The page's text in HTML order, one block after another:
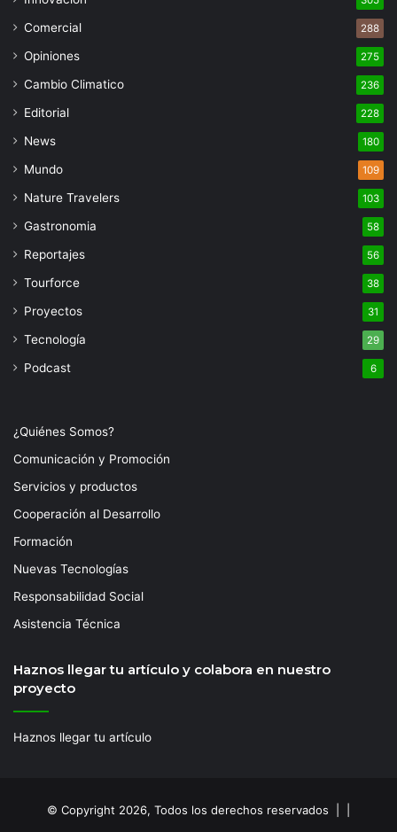
Comercial 288
Opiniones 275
Cambio Climatico 236
Editorial 228
News 180
Mundo 109
Nature Travelers 103
Gastronomia 58
Reportajes 56
Tourforce 38
Proyectos 31
Tecnología 29
Podcast 6
¿Quiénes Somos?
Comunicación y Promoción
Servicios y productos
Cooperación al Desarrollo
Formación
Nuevas Tecnologías
Responsabilidad Social
Asistencia Técnica
Haznos llegar tu artículo y colabora en nuestro
proyecto
Haznos llegar tu artículo
© Copyright 2026, Todos los derechos reservados | |